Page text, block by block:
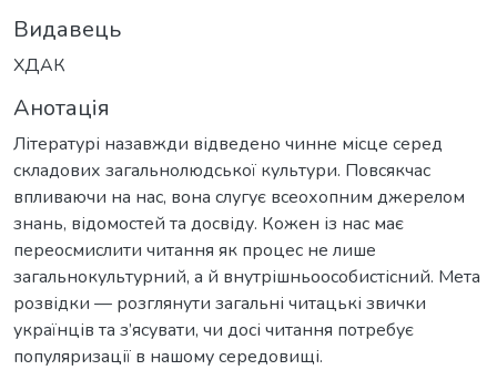
Видавець
ХДАК
Анотація
Літературі назавжди відведено чинне місце серед
складових загальнолюдської культури. Повсякчас
впливаючи на нас, вона слугує всеохопним джерелом
знань, відомостей та досвіду. Кожен із нас має
переосмислити читання як процес не лише
загальнокультурний, а й внутрішньоособистісний. Мета
розвідки — розглянути загальні читацькі звички
українців та з’ясувати, чи досі читання потребує
популяризації в нашому середовищі.